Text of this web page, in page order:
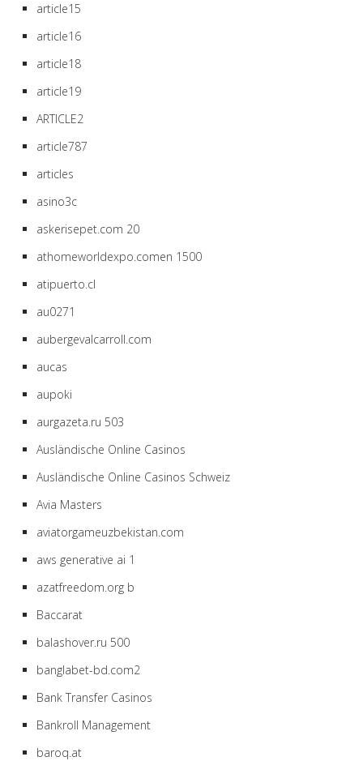
article15
article16
article18
article19
ARTICLE2
article787
articles
asino3c
askerisepet.com 20
athomeworldexpo.comen 1500
atipuerto.cl
au0271
aubergevalcarroll.com
aucas
aupoki
aurgazeta.ru 503
Ausländische Online Casinos
Ausländische Online Casinos Schweiz
Avia Masters
aviatorgameuzbekistan.com
aws generative ai 1
azatfreedom.org b
Baccarat
balashover.ru 500
banglabet-bd.com2
Bank Transfer Casinos
Bankroll Management
baroq.at